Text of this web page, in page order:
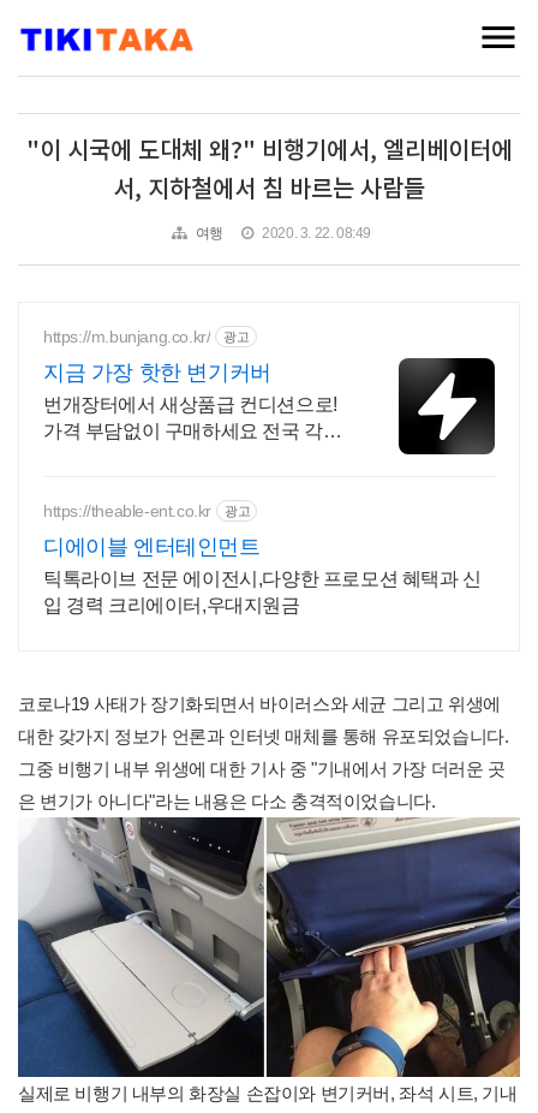
"이 시국에 도대체 왜?" 비행기에서, 엘리베이터에
서, 지하철에서 침 바르는 사람들
여행 2020. 3. 22. 08:49
https://m.bunjang.co.kr/ 광고
지금 가장 핫한 변기커버
번개장터에서 새상품급 컨디션으로!
가격 부담없이 구매하세요 전국 각지
https://theable-ent.co.kr 광고
디에이블 엔터테인먼트
틱톡라이브 전문 에이전시,다양한 프로모션 혜택과 신
입 경력 크리에이터,우대지원금
코로나19 사태가 장기화되면서 바이러스와 세균 그리고 위생에
대한 갖가지 정보가 언론과 인터넷 매체를 통해 유포되었습니다.
그중 비행기 내부 위생에 대한 기사 중 "기내에서 가장 더러운 곳
은 변기가 아니다"라는 내용은 다소 충격적이었습니다.
실제로 비행기 내부의 화장실 손잡이와 변기커버, 좌석 시트, 기내